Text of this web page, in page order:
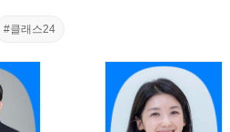
#클래스24